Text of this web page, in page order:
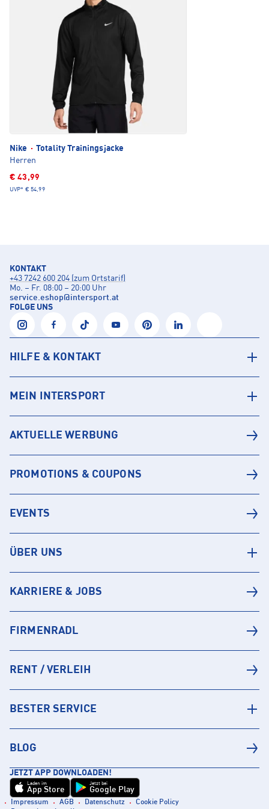
Nike · Totality Trainingsjacke
Herren
€ 43,99
UVP* € 54,99
KONTAKT
+43 7242 600 204 (zum Ortstarif)
Mo. – Fr. 08:00 – 20:00 Uhr
service.eshop@intersport.at
FOLGE UNS
HILFE & KONTAKT
MEIN INTERSPORT
AKTUELLE WERBUNG
PROMOTIONS & COUPONS
EVENTS
ÜBER UNS
KARRIERE & JOBS
FIRMENRADL
RENT / VERLEIH
BESTER SERVICE
BLOG
JETZT APP DOWNLOADEN!
Laden im
App Store
Jetzt bei
Google Play
Impressum AGB Datenschutz
Cookie Policy